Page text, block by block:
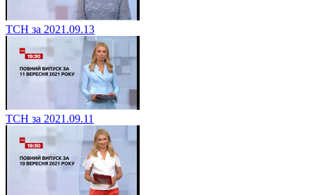
ТСН за 2021.09.13
ТСН за 2021.09.11